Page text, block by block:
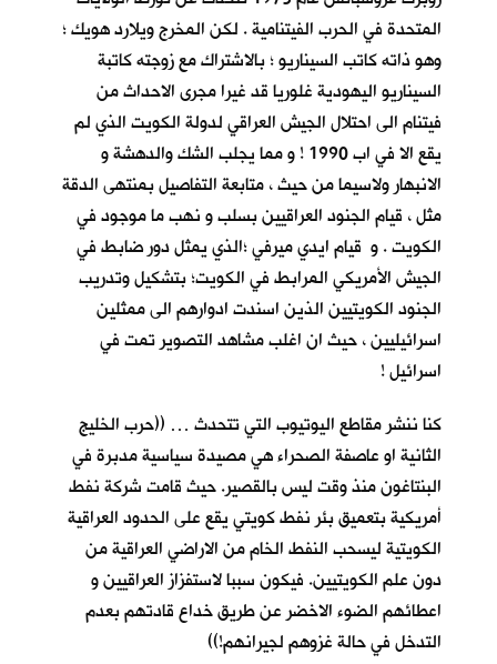
المتحدة في الحرب الفيتنامية . لكن المخرج ويلارد هويك ؛
وهو ذاته كاتب السيناريو ؛ بالاشتراك مع زوجته كاتبة
السيناريو اليهودية غلوريا قد غيرا مجرى الاحداث من
فيتنام الى احتلال الجيش العراقي لدولة الكويت الذي لم
يقع الا في اب 1990 ! و مما يجلب الشك والدهشة و
الانبهار ولاسيما من حيث ، متابعة التفاصيل بمنتهى الدقة
مثل ، قيام الجنود العراقيين بسلب و نهب ما موجود في
الكويت . و قيام ايدي ميرفي ؛الذي يمثل دور ضابط في
الجيش الأمريكي المرابط في الكويت؛ بتشكيل وتدريب
الجنود الكويتيين الذين اسندت ادوارهم الى ممثلين
اسرائيليين ، حيث ان اغلب مشاهد التصوير تمت في
اسرائيل !
كنا ننشر مقاطع اليوتيوب التي تتحدث … ((حرب الخليج
الثانية او عاصفة الصحراء هي مصيدة سياسية مدبرة في
البنتاغون منذ وقت ليس بالقصير. حيث قامت شركة نفط
أمريكية بتعميق بئر نفط كويتي يقع على الحدود العراقية
الكويتية ليسحب النفط الخام من الاراضي العراقية من
دون علم الكويتيين. فيكون سببا لاستفزاز العراقيين و
اعطائهم الضوء الاخضر عن طريق خداع قادتهم بعدم
التدخل في حالة غزوهم لجيرانهم!))